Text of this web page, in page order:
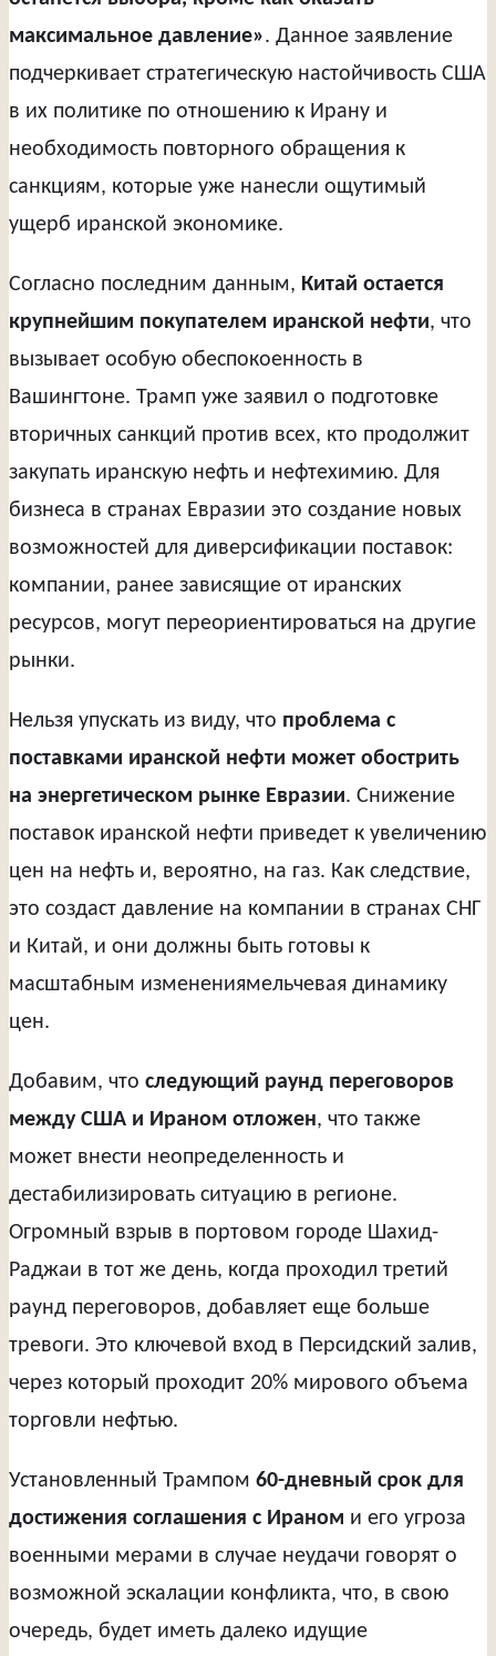
максимальное давление». Данное заявление
подчеркивает стратегическую настойчивость США
в их политике по отношению к Ирану и
необходимость повторного обращения к
санкциям, которые уже нанесли ощутимый
ущерб иранской экономике.
Согласно последним данным, Китай остается
крупнейшим покупателем иранской нефти, что
вызывает особую обеспокоенность в
Вашингтоне. Трамп уже заявил о подготовке
вторичных санкций против всех, кто продолжит
закупать иранскую нефть и нефтехимию. Для
бизнеса в странах Евразии это создание новых
возможностей для диверсификации поставок:
компании, ранее зависящие от иранских
ресурсов, могут переориентироваться на другие
рынки.
Нельзя упускать из виду, что проблема с
поставками иранской нефти может обострить
на энергетическом рынке Евразии. Снижение
поставок иранской нефти приведет к увеличению
цен на нефть и, вероятно, на газ. Как следствие,
это создаст давление на компании в странах СНГ
и Китай, и они должны быть готовы к
масштабным изменениямельчевая динамику
цен.
Добавим, что следующий раунд переговоров
между США и Ираном отложен, что также
может внести неопределенность и
дестабилизировать ситуацию в регионе.
Огромный взрыв в портовом городе Шахид-
Раджаи в тот же день, когда проходил третий
раунд переговоров, добавляет еще больше
тревоги. Это ключевой вход в Персидский залив,
через который проходит 20% мирового объема
торговли нефтью.
Установленный Трампом 60-дневный срок для
достижения соглашения с Ираном и его угроза
военными мерами в случае неудачи говорят о
возможной эскалации конфликта, что, в свою
очередь, будет иметь далеко идущие